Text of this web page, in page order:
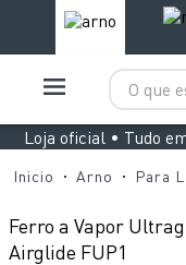
O que
Loja oficial • Tudo
Arno Para
Ferro a Vapor
Airglide FUP1